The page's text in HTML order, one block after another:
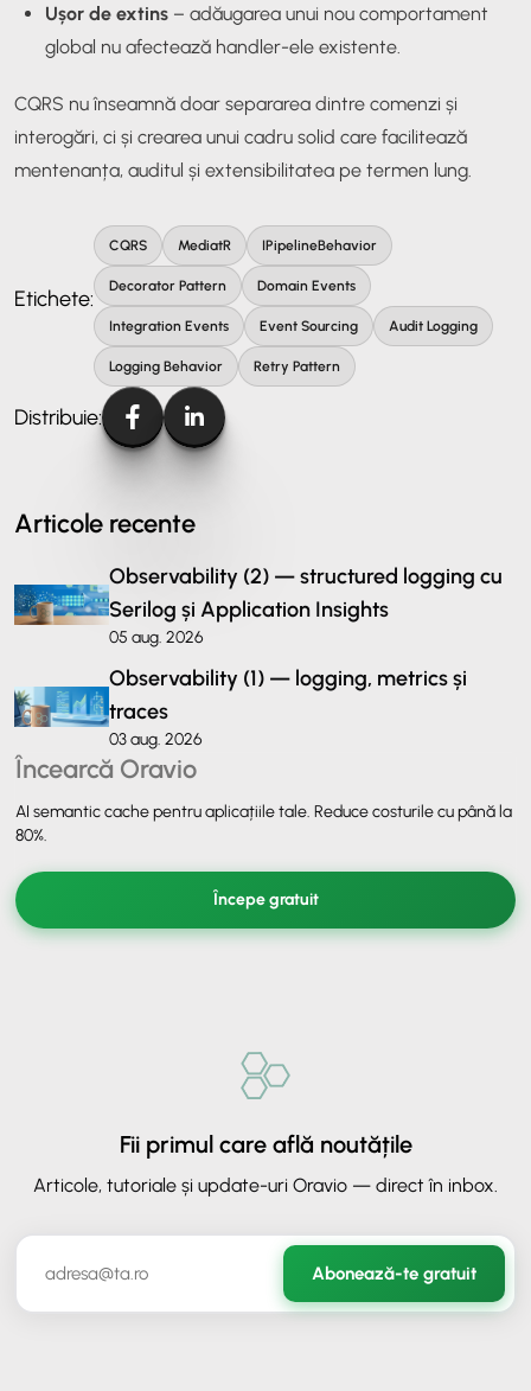
Ușor de extins– adăugarea unui nou comportament
global nu afectează handler-ele existente.
CQRS nu înseamnă doar separarea dintre comenzi și
interogări, ci și crearea unui cadru solid care facilitează
mentenanța, auditul și extensibilitatea pe termen lung.
Etichete:
CQRS MediatR IPipelineBehavior
Decorator Pattern Domain Events
Integration Events Event Sourcing Audit Logging
Logging Behavior Retry Pattern
Distribuie:
Articole recente
Observability (2) — structured logging cu
Serilog și Application Insights
05 aug. 2026
Observability (1) — logging, metrics și
traces
03 aug. 2026
Încearcă Oravio
AI semantic cache pentru aplicațiile tale. Reduce costurile cu până la
80%.
Începe gratuit
Fii primul care află noutățile
Articole, tutoriale și update-uri Oravio — direct în inbox.
Abonează-te gratuit
ORAVIO - Asistent AI